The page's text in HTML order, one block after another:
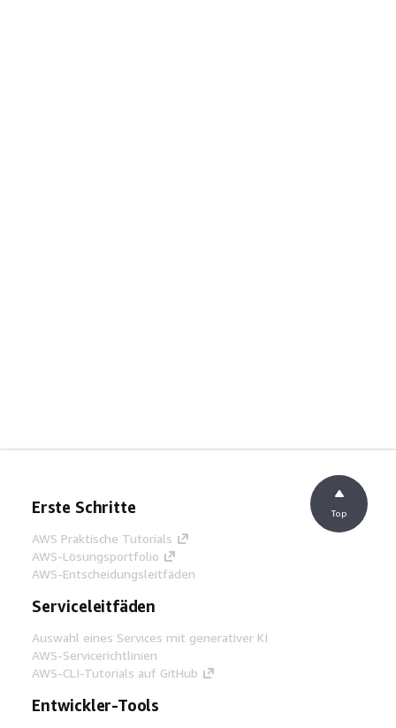
Erste Schritte
AWS Praktische Tutorials
AWS-Lösungsportfolio
AWS-Entscheidungsleitfäden
Serviceleitfäden
Auswahl eines Services mit generativer KI
AWS-Servicerichtlinien
AWS-CLI-Tutorials auf GitHub
Entwickler-Tools
Top